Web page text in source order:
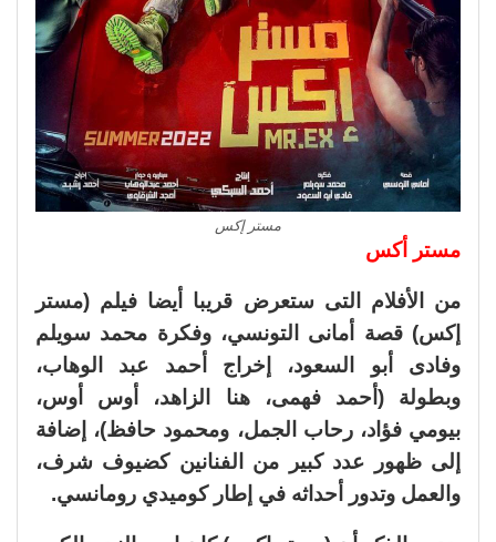
مستر إكس
مستر أكس
من الأفلام التى ستعرض قريبا أيضا فيلم (مستر
إكس) قصة أمانى التونسي، وفكرة محمد سويلم
وفادى أبو السعود، إخراج أحمد عبد الوهاب،
وبطولة (أحمد فهمى، هنا الزاهد، أوس أوس،
بيومي فؤاد، رحاب الجمل، ومحمود حافظ)، إضافة
إلى ظهور عدد كبير من الفنانين كضيوف شرف،
والعمل وتدور أحداثه في إطار كوميدي رومانسي.